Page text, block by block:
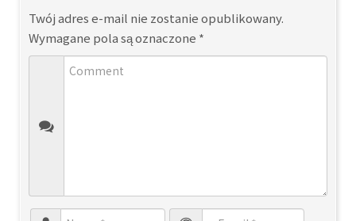
Twój adres e-mail nie zostanie opublikowany.
Wymagane pola są oznaczone *